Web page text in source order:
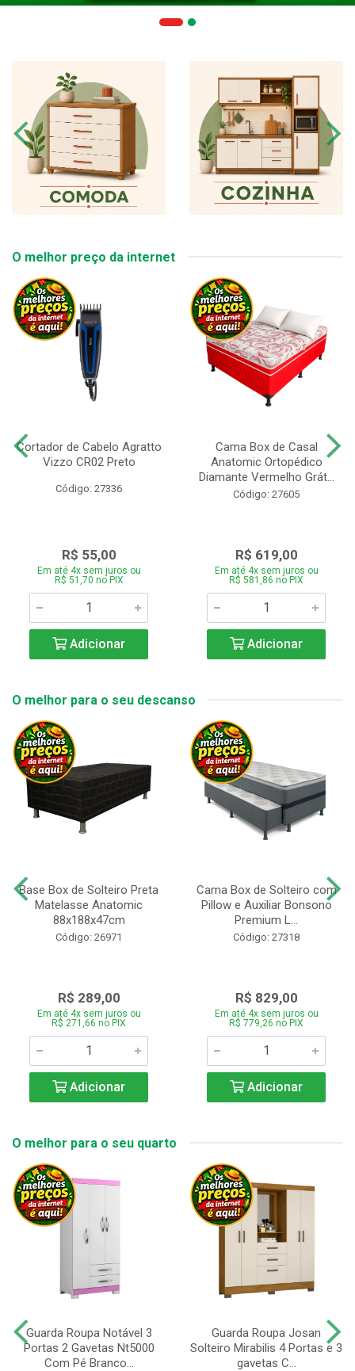
O melhor preço da internet
Cortador de Cabelo Agratto
Vizzo CR02 Preto
Código: 27336
R$ 55,00
Em até 4x sem juros ou
R$ 51,70 no PIX
Adicionar
Cama Box de Casal
Anatomic Ortopédico
Diamante Vermelho Grát...
Código: 27605
R$ 619,00
Em até 4x sem juros ou
R$ 581,86 no PIX
Adicionar
O melhor para o seu descanso
Base Box de Solteiro Preta
Matelasse Anatomic
88x188x47cm
Código: 26971
R$ 289,00
Em até 4x sem juros ou
R$ 271,66 no PIX
Adicionar
Cama Box de Solteiro com
Pillow e Auxiliar Bonsono
Premium L...
Código: 27318
R$ 829,00
Em até 4x sem juros ou
R$ 779,26 no PIX
Adicionar
O melhor para o seu quarto
Guarda Roupa Notável 3
Portas 2 Gavetas Nt5000
Com Pé Branco...
Guarda Roupa Josan
Solteiro Mirabilis 4 Portas e 3
gavetas C...